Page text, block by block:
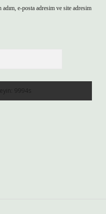
e-posta adresim ve site adresim